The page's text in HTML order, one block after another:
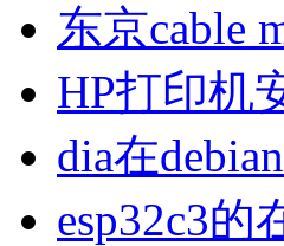
东京cable
HP打印机
dia在
esp32c3的